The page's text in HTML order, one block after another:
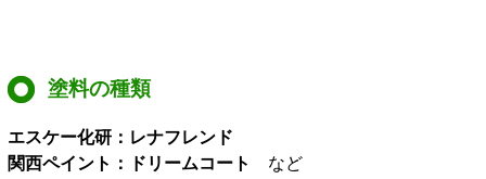
塗料の種類
エスケー化研：レナフレンド
関西ペイント：ドリームコート
など